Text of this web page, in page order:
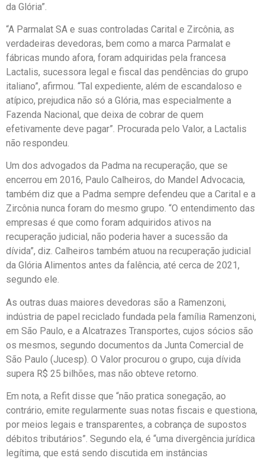
da Glória”.
“A Parmalat SA e suas controladas Carital e Zircônia, as
verdadeiras devedoras, bem como a marca Parmalat e
fábricas mundo afora, foram adquiridas pela francesa
Lactalis, sucessora legal e fiscal das pendências do grupo
italiano”, afirmou. “Tal expediente, além de escandaloso e
atípico, prejudica não só a Glória, mas especialmente a
Fazenda Nacional, que deixa de cobrar de quem
efetivamente deve pagar”. Procurada pelo Valor, a Lactalis
não respondeu.
Um dos advogados da Padma na recuperação, que se
encerrou em 2016, Paulo Calheiros, do Mandel Advocacia,
também diz que a Padma sempre defendeu que a Carital e a
Zircônia nunca foram do mesmo grupo. “O entendimento das
empresas é que como foram adquiridos ativos na
recuperação judicial, não poderia haver a sucessão da
dívida”, diz. Calheiros também atuou na recuperação judicial
da Glória Alimentos antes da falência, até cerca de 2021,
segundo ele.
As outras duas maiores devedoras são a Ramenzoni,
indústria de papel reciclado fundada pela família Ramenzoni,
em São Paulo, e a Alcatrazes Transportes, cujos sócios são
os mesmos, segundo documentos da Junta Comercial de
São Paulo (Jucesp). O Valor procurou o grupo, cuja dívida
supera R$ 25 bilhões, mas não obteve retorno.
Em nota, a Refit disse que “não pratica sonegação, ao
contrário, emite regularmente suas notas fiscais e questiona,
por meios legais e transparentes, a cobrança de supostos
débitos tributários”. Segundo ela, é “uma divergência jurídica
legítima, que está sendo discutida em instâncias